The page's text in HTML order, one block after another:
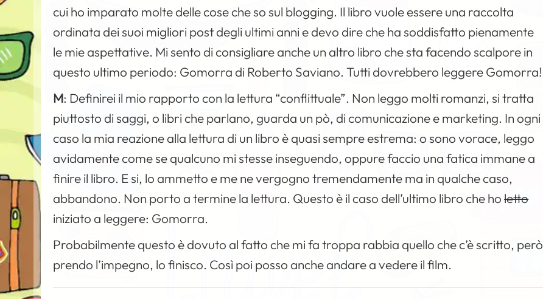
cui ho imparato molte delle cose che so sul blogging. Il libro vuole essere una raccolta
ordinata dei suoi migliori post degli ultimi anni e devo dire che ha soddisfatto pienamente
le mie aspettative. Mi sento di consigliare anche un altro libro che sta facendo scalpore in
questo ultimo periodo: Gomorra di Roberto Saviano. Tutti dovrebbero leggere Gomorra!
M: Definirei il mio rapporto con la lettura “conflittuale”. Non leggo molti romanzi, si tratta
piuttosto di saggi, o libri che parlano, guarda un pò, di comunicazione e marketing. In ogni
caso la mia reazione alla lettura di un libro è quasi sempre estrema: o sono vorace, leggo
avidamente come se qualcuno mi stesse inseguendo, oppure faccio una fatica immane a
finire il libro. E si, lo ammetto e me ne vergogno tremendamente ma in qualche caso,
abbandono. Non porto a termine la lettura. Questo è il caso dell’ultimo libro che holetto
iniziato a leggere: Gomorra.
Probabilmente questo è dovuto al fatto che mi fa troppa rabbia quello che c’è scritto, però
prendo l’impegno, lo finisco. Così poi posso anche andare a vedere il film.